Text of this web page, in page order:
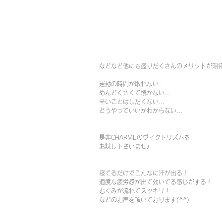
などなど他にも盛りだくさんのメリットが期
運動の時間が取れない...
めんどくさくて続かない...
辛いことはしたくない...
どうやっていいかわからない...
是非CHARMEのヴィクトリズムを
お試し下さいませ♪
寝てるだけでこんなに汗が出る！
適度な疲労感が出て効いてる感じがする！
むくみが流れてスッキリ！
などのお声を頂いております(^^)